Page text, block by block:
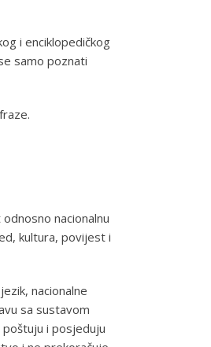
i enciklopedičkog
samo poznati
nacionalnu
kultura, povijest i
nacionalne
sa sustavom
i posjeduju